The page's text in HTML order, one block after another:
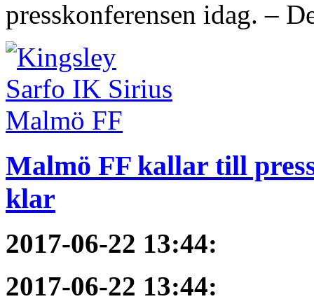
presskonferensen idag. –
Malmö FF kallar till
klar
2017-06-22 13:44:
2017-06-22 13:44: